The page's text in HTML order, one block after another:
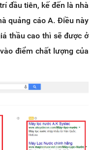
45.000 56.000
đầu tiên, kế đến là nhà
quảng cáo A. Điều này
thầu cao thì sẽ được ở
điểm chất lượng của